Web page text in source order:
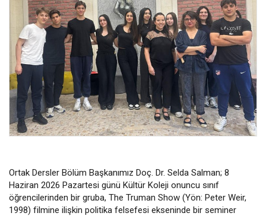
Ortak Dersler Bölüm Başkanımız Doç. Dr. Selda Salman; 8
Haziran 2026 Pazartesi günü Kültür Koleji onuncu sınıf
öğrencilerinden bir gruba, The Truman Show (Yön: Peter Weir,
1998) filmine ilişkin politika felsefesi ekseninde bir seminer